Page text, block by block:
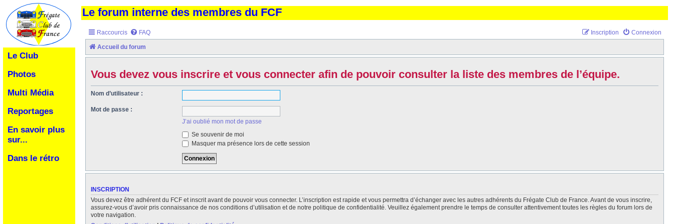
Le Club
Photos
Multi Média
Reportages
En savoir plus
sur...
Dans le rétro
Le forum interne des membres du FCF
Raccourcis FAQ Connexion
Inscription
Accueil du forum
Vous devez vous inscrire et vous connecter afin de pouvoir consulter la liste des membres de l’équipe.
Nom d’utilisateur :
Mot de passe :
J’ai oublié mon mot de passe
Se souvenir de moi
Masquer ma présence lors de cette session
INSCRIPTION
Vous devez être adhérent du FCF et inscrit avant de pouvoir vous connecter. L’inscription est rapide et vous permettra d’échanger avec les autres adhérents du Frégate Club de France. Avant de vous inscrire,
assurez-vous d’avoir pris connaissance de nos conditions d’utilisation et de notre politique de confidentialité. Veuillez également prendre le temps de consulter attentivement toutes les règles du forum lors de
votre navigation.